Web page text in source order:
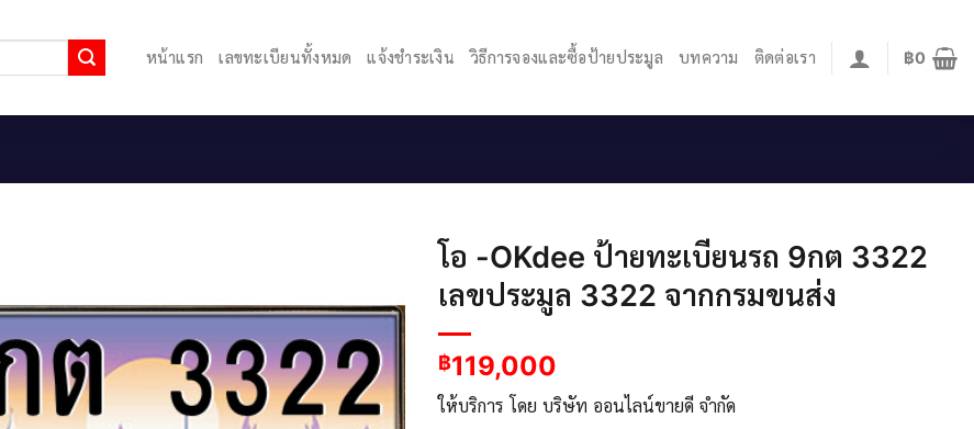
หน้าแรก เลขทะเบียนทั้งหมด แจ้งชำระเงิน วิธีการจองและซื้อป้ายประมูล บทความ ติดต่อเรา ฿0
โอ -OKdee ป้ายทะเบียนรถ 9กต 3322
เลขประมูล 3322 จากกรมขนส่ง
฿119,000
ให้บริการ โดย บริษัท ออนไลน์ขายดี จำกัด